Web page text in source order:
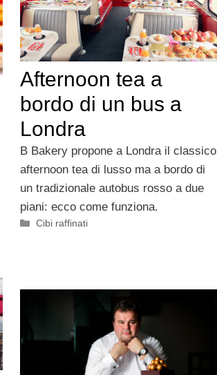
Afternoon tea a
bordo di un bus a
Londra
B Bakery propone a Londra il classico
afternoon tea di lusso ma a bordo di
un tradizionale autobus rosso a due
piani: ecco come funziona.
Categorie
Cibi raffinati